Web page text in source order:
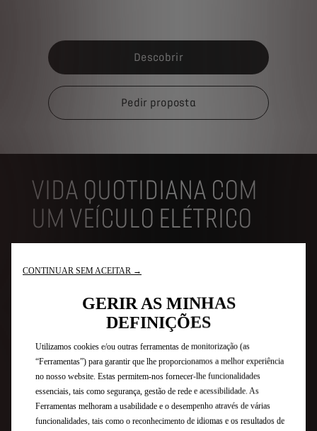
Descobrir
Pedir proposta
VIDA QUOTIDIANA COM
UM VEÍCULO ELÉTRICO
toda uma gama de serviços para
facilitar a sua rotina diária
CONTINUAR SEM ACEITAR →
GERIR AS MINHAS
DEFINIÇÕES
Utilizamos cookies e/ou outras ferramentas de monitorização (as
“Ferramentas”) para garantir que lhe proporcionamos a melhor experiência
no nosso website. Estas permitem-nos fornecer-lhe funcionalidades
essenciais, tais como segurança, gestão de rede e acessibilidade. As
Ferramentas melhoram a usabilidade e o desempenho através de várias
funcionalidades, tais como o reconhecimento de idiomas e os resultados de